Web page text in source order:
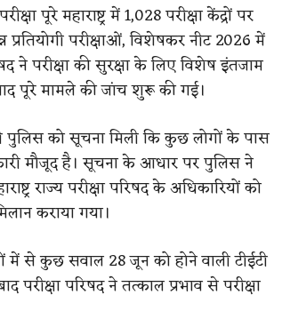
पूरे महाराष्ट्र में 1,028 परीक्षा केंद्रों पर
परीक्षाओं, विशेषकर नीट 2026 में
परीक्षा की सुरक्षा के लिए विशेष इंतजाम
पूरे मामले की जांच शुरू की गई।
पुलिस को सूचना मिली कि कुछ लोगों के पास
मौजूद है। सूचना के आधार पर पुलिस ने
राज्य परीक्षा परिषद के अधिकारियों को
कराया गया।
में से कुछ सवाल 28 जून को होने वाली टीईटी
परीक्षा परिषद ने तत्काल प्रभाव से परीक्षा